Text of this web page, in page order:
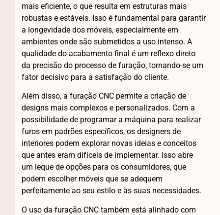
mais eficiente, o que resulta em estruturas mais
robustas e estáveis. Isso é fundamental para garantir
a longevidade dos móveis, especialmente em
ambientes onde são submetidos a uso intenso. A
qualidade do acabamento final é um reflexo direto
da precisão do processo de furação, tornando-se um
fator decisivo para a satisfação do cliente.
Além disso, a furação CNC permite a criação de
designs mais complexos e personalizados. Com a
possibilidade de programar a máquina para realizar
furos em padrões específicos, os designers de
interiores podem explorar novas ideias e conceitos
que antes eram difíceis de implementar. Isso abre
um leque de opções para os consumidores, que
podem escolher móveis que se adequem
perfeitamente ao seu estilo e às suas necessidades.
O uso da furação CNC também está alinhado com